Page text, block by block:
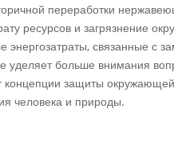
переработки
ресурсов и загрязнение
энергозатраты, связанные с
уделяет больше внимания
концепции защиты
человека и природы.